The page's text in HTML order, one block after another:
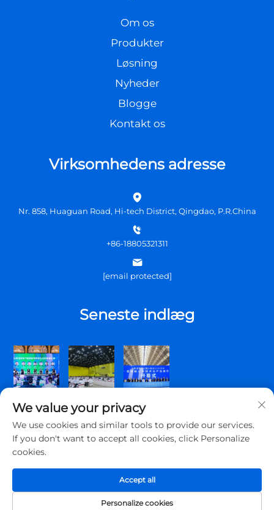
Om os
Produkter
Løsning
Nyheder
Blogge
Kontakt os
Virksomhedens adresse
Nr. 858, Huaguan Road, Hi-tech District, Qingdao, P.R.China
+86-18805321311
[email protected]
Seneste indlæg
Alle rettigheder forbeholdes.
Privatlivspolitik
Om os Kontakt os
We value your privacy
We use cookies and similar tools to provide our services.
If you don't want to accept all cookies, click Personalize
cookies.
Personalize cookies
Accept all